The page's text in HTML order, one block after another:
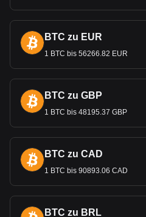
BTC zu EUR
1 BTC bis 56266.82 EUR
BTC zu GBP
1 BTC bis 48195.37 GBP
BTC zu CAD
1 BTC bis 90893.06 CAD
BTC zu BRL